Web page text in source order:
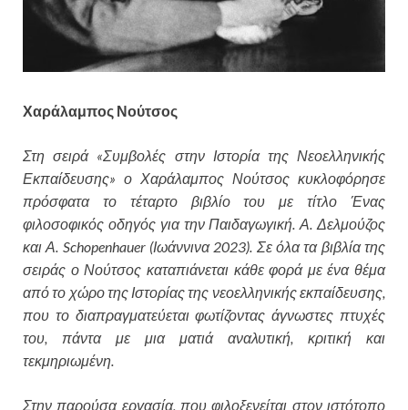
Χαράλαμπος Νούτσος
Στη σειρά «Συμβολές στην Ιστορία της Νεοελληνικής
Εκπαίδευσης» ο Χαράλαμπος Νούτσος κυκλοφόρησε
πρόσφατα το τέταρτο βιβλίο του με τίτλο Ένας
φιλοσοφικός οδηγός για την Παιδαγωγική. Α. Δελμούζος
και Α. Schopenhauer (Ιωάννινα 2023). Σε όλα τα βιβλία της
σειράς ο Νούτσος καταπιάνεται κάθε φορά με ένα θέμα
από το χώρο της Ιστορίας της νεοελληνικής εκπαίδευσης,
που το διαπραγματεύεται φωτίζοντας άγνωστες πτυχές
του, πάντα με μια ματιά αναλυτική, κριτική και
τεκμηριωμένη.
Στην παρούσα εργασία, που φιλοξενείται στον ιστότοπο